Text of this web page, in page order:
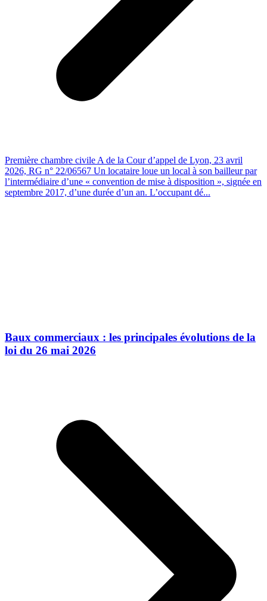
Première chambre civile A de la Cour d’appel de Lyon, 23 avril
2026, RG n° 22/06567 Un locataire loue un local à son bailleur par
l’intermédiaire d’une « convention de mise à disposition », signée en
septembre 2017, d’une durée d’un an. L’occupant dé...
Baux commerciaux : les principales évolutions de la
loi du 26 mai 2026